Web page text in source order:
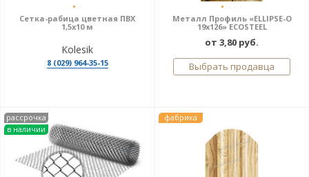
Сетка-рабица цветная ПВХ
1,5x10 м
Kolesik
8 (029) 964-35-15
Металл Профиль «ELLIPSE-O
19х126» ECOSTEEL
от 3,80 руб.
Выбрать продавца
рассрочка
в наличии
фабрика